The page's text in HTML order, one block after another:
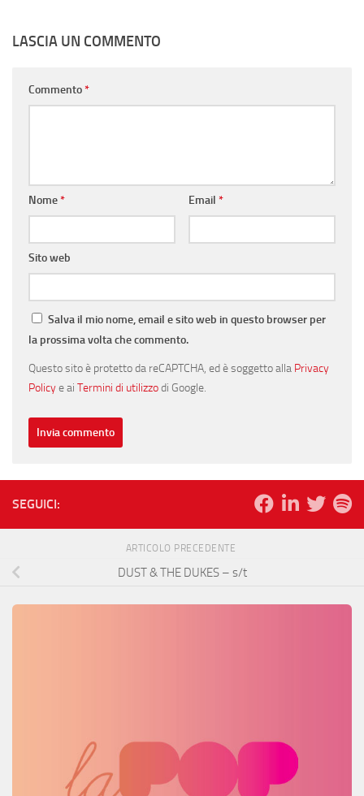
LASCIA UN COMMENTO
Commento*
Nome* Email *
Sito web
Salva il mio nome, email e sito web in questo browser per
la prossima volta che commento.
Questo sito è protetto da reCAPTCHA, ed è soggetto alla Privacy
Policye ai Termini di utilizzodi Google.
SEGUICI:
ARTICOLO PRECEDENTE
DUST & THE DUKES – s/t